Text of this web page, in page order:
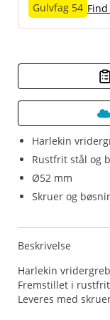
Harlekin
Rustfrit stål og
Ø52 mm
Skruer og
Gulvfag 54
Beskrivelse
Harlekin
Fremstillet i
Leveres med